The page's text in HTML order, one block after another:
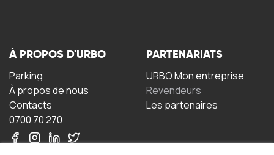
À PROPOS D'URBO
Parking
À propos de nous
Contacts
0700 70 270
PARTENARIATS
URBO Mon entreprise
Revendeurs
Les partenaires